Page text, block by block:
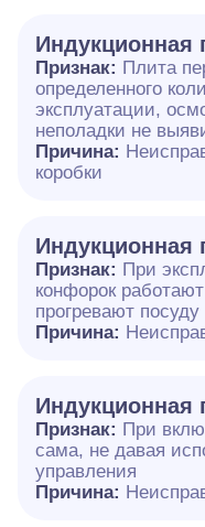
Индукционная
Признак: Плита
определенного
эксплуатации,
неполадки не
Причина:
коробки
Индукционная
Признак: При
конфорок
прогревают посуду
Причина:
Индукционная
Признак: При
сама, не давая
управления
Причина: